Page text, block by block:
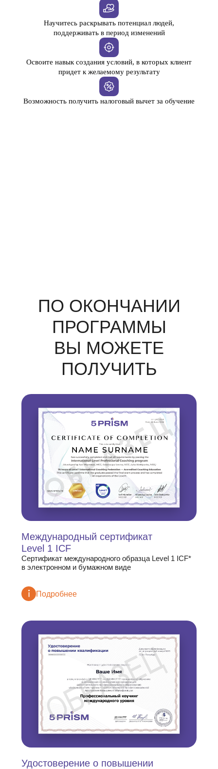
Научитесь раскрывать потенциал людей,
поддерживать в период изменений
Освоите навык создания условий, в которых клиент
придет к желаемому результату
Возможность получить налоговый вычет за обучение
ПО ОКОНЧАНИИ
ПРОГРАММЫ
ВЫ МОЖЕТЕ
ПОЛУЧИТЬ
Международный сертификат
Level 1 ICF
Сертификат международного образца Level 1 ICF*
в электронном и бумажном виде
Удостоверение о повышении
Подробнее